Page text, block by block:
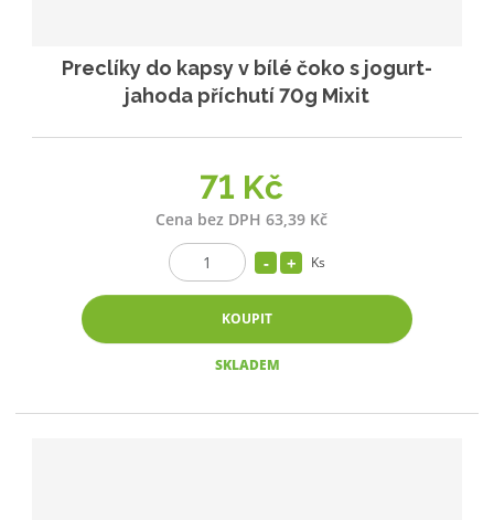
Preclíky do kapsy v bílé čoko s jogurt-
jahoda příchutí 70g Mixit
71 Kč
Cena bez DPH 63,39 Kč
Ks
KOUPIT
SKLADEM